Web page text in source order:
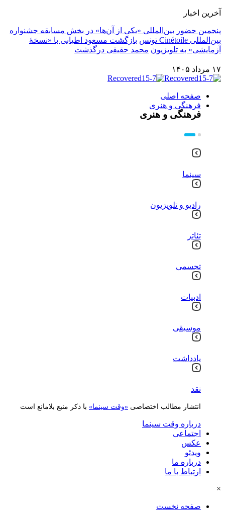
آخرین اخبار
پنجمین حضور بین‌المللی «یکی از آن‌ها» در بخش مسابقه جشنواره
بین‌المللی Cinétoile تونس
بازگشت مسعود اطیابی با «نسخهٔ
آزمایشی» به تلویزیون محمد حقیقی درگذشت
۱۷ مرداد ۱۴۰۵
صفحه اصلی
فرهنگی و هنری
فرهنگی و هنری
سینما
رادیو و تلویزیون
تئاتر
تجسمی
ادبیات
موسیقی
یادداشت
نقد
انتشار مطالب اختصاصی «وقت سینما» با ذکر منبع بلامانع است
درباره وقت سینما
اجتماعی
عکس
ویدئو
درباره ما
ارتباط با ما
×
صفحه نخست